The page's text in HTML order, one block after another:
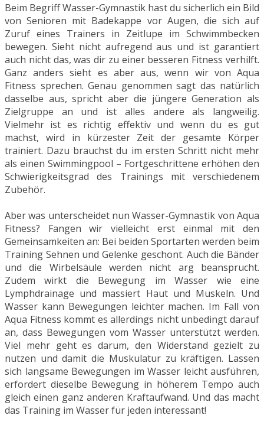
Beim Begriff Wasser-Gymnastik hast du sicherlich ein Bild
von Senioren mit Badekappe vor Augen, die sich auf
Zuruf eines Trainers in Zeitlupe im Schwimmbecken
bewegen. Sieht nicht aufregend aus und ist garantiert
auch nicht das, was dir zu einer besseren Fitness verhilft.
Ganz anders sieht es aber aus, wenn wir von Aqua
Fitness sprechen. Genau genommen sagt das natürlich
dasselbe aus, spricht aber die jüngere Generation als
Zielgruppe an und ist alles andere als langweilig.
Vielmehr ist es richtig effektiv und wenn du es gut
machst, wird in kürzester Zeit der gesamte Körper
trainiert. Dazu brauchst du im ersten Schritt nicht mehr
als einen Swimmingpool – Fortgeschrittene erhöhen den
Schwierigkeitsgrad des Trainings mit verschiedenem
Zubehör.
Aber was unterscheidet nun Wasser-Gymnastik von Aqua
Fitness? Fangen wir vielleicht erst einmal mit den
Gemeinsamkeiten an: Bei beiden Sportarten werden beim
Training Sehnen und Gelenke geschont. Auch die Bänder
und die Wirbelsäule werden nicht arg beansprucht.
Zudem wirkt die Bewegung im Wasser wie eine
Lymphdrainage und massiert Haut und Muskeln. Und
Wasser kann Bewegungen leichter machen. Im Fall von
Aqua Fitness kommt es allerdings nicht unbedingt darauf
an, dass Bewegungen vom Wasser unterstützt werden.
Viel mehr geht es darum, den Widerstand gezielt zu
nutzen und damit die Muskulatur zu kräftigen. Lassen
sich langsame Bewegungen im Wasser leicht ausführen,
erfordert dieselbe Bewegung in höherem Tempo auch
gleich einen ganz anderen Kraftaufwand. Und das macht
das Training im Wasser für jeden interessant!